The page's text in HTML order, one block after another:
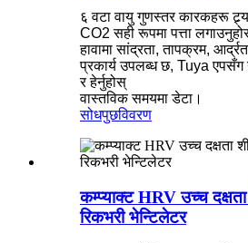
६ वटा वायु गुणस्तर कारकहरू
CO2 सही रूपमा पत्ता
हावामा सांद्रता, तापक्रम,
प्रकार्य उपलब्ध छ, Tuya
र हेर्नुहोस्
वास्तविक समयमा डेटा।
सोधपुछविवरण
कम्प्याक्ट HRV उच्च दक्षता
रिकभरी भेन्टिलेटर